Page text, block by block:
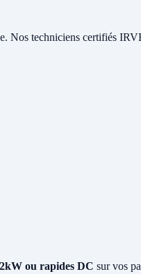
Nos techniciens certifiés
ou rapides DC sur vos